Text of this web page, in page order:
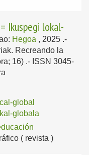
Ikuspegi lokal-
Hegoa , 2025 .-
Recreando la
16) .- ISSN 3045-
global
globala
( revista )